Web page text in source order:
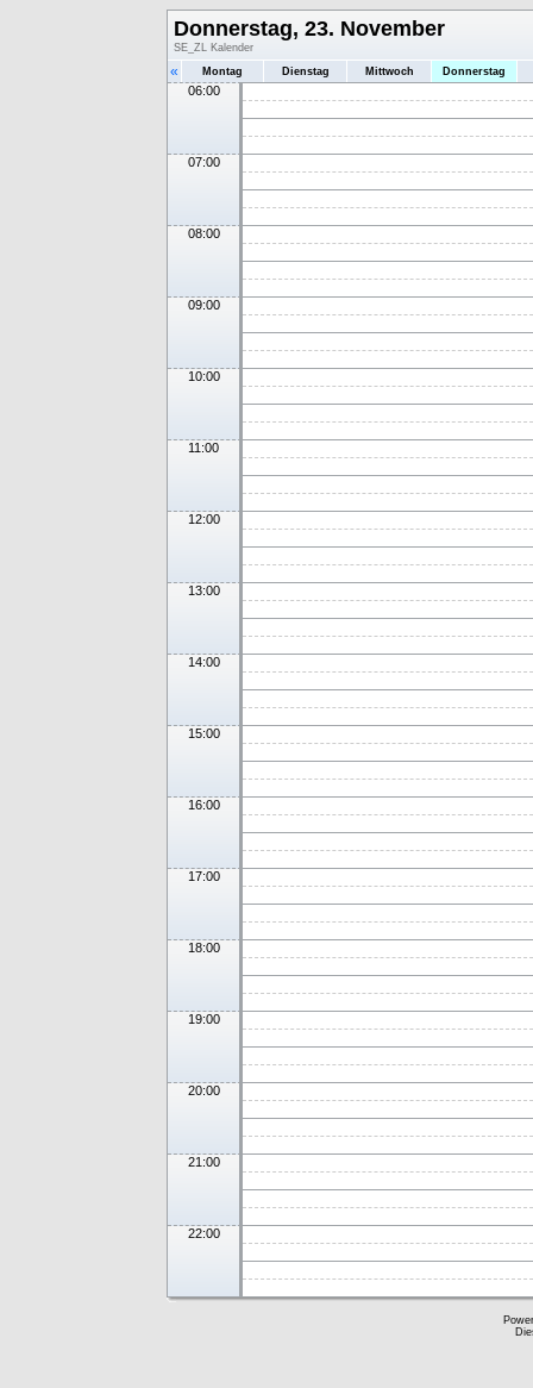
Donnerstag, 23. November
SE_ZL Kalender
« Montag Dienstag Mittwoch Donnerstag
06:00
07:00
08:00
09:00
10:00
11:00
12:00
13:00
14:00
15:00
16:00
17:00
18:00
19:00
20:00
21:00
22:00